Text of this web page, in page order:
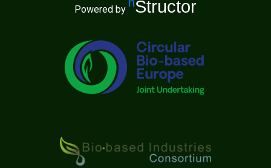
Powered by nStructor